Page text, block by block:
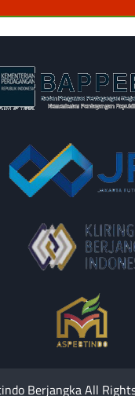
Berjangka All